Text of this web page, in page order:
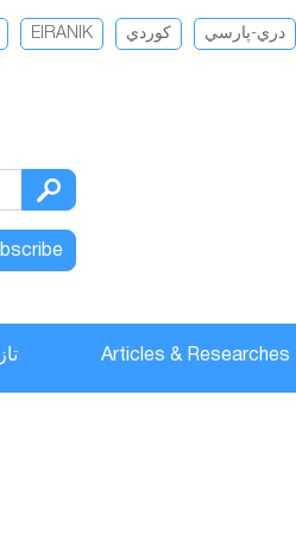
EIRANIK كوردي دري-پارسي
Articles & Researches